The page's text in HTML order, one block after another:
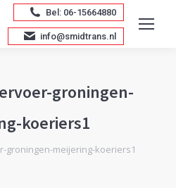
Bel: 06-15664880
info@smidtrans.nl
groningen-
koeriers1
groningen-meijering-koeriers1